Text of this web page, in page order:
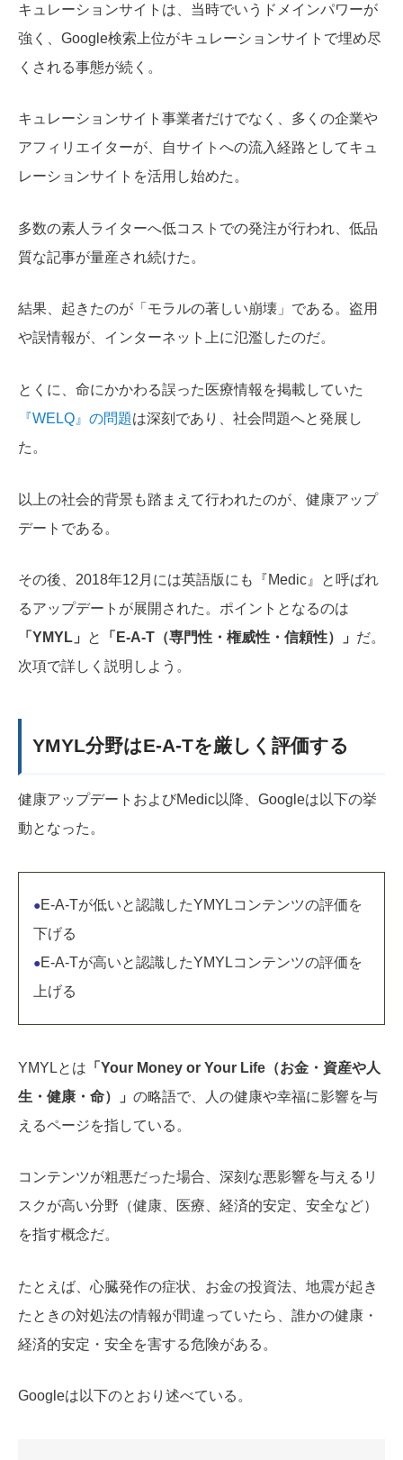
キュレーションサイトは、当時でいうドメインパワーが
強く、Google検索上位がキュレーションサイトで埋め尽
くされる事態が続く。
キュレーションサイト事業者だけでなく、多くの企業や
アフィリエイターが、自サイトへの流入経路としてキュ
レーションサイトを活用し始めた。
多数の素人ライターへ低コストでの発注が行われ、低品
質な記事が量産され続けた。
結果、起きたのが「モラルの著しい崩壊」である。盗用
や誤情報が、インターネット上に氾濫したのだ。
とくに、命にかかわる誤った医療情報を掲載していた
『WELQ』の問題は深刻であり、社会問題へと発展し
た。
以上の社会的背景も踏まえて行われたのが、健康アップ
デートである。
その後、2018年12月には英語版にも『Medic』と呼ばれ
るアップデートが展開された。ポイントとなるのは
「YMYL」
と 「E-A-T（専門性・権威性・信頼性）」 だ。
次項で詳しく説明しよう。
YMYL分野はE-A-Tを厳しく評価する
健康アップデートおよびMedic以降、Googleは以下の挙
動となった。
●E-A-Tが低いと認識したYMYLコンテンツの評価を
下げる
●E-A-Tが高いと認識したYMYLコンテンツの評価を
上げる
YMYLとは 「Your Money or Your Life（お金・資産や人
生・健康・命）」 の略語で、人の健康や幸福に影響を与
えるページを指している。
コンテンツが粗悪だった場合、深刻な悪影響を与えるリ
スクが高い分野（健康、医療、経済的安定、安全など）
を指す概念だ。
たとえば、心臓発作の症状、お金の投資法、地震が起き
たときの対処法の情報が間違っていたら、誰かの健康・
経済的安定・安全を害する危険がある。
Googleは以下のとおり述べている。